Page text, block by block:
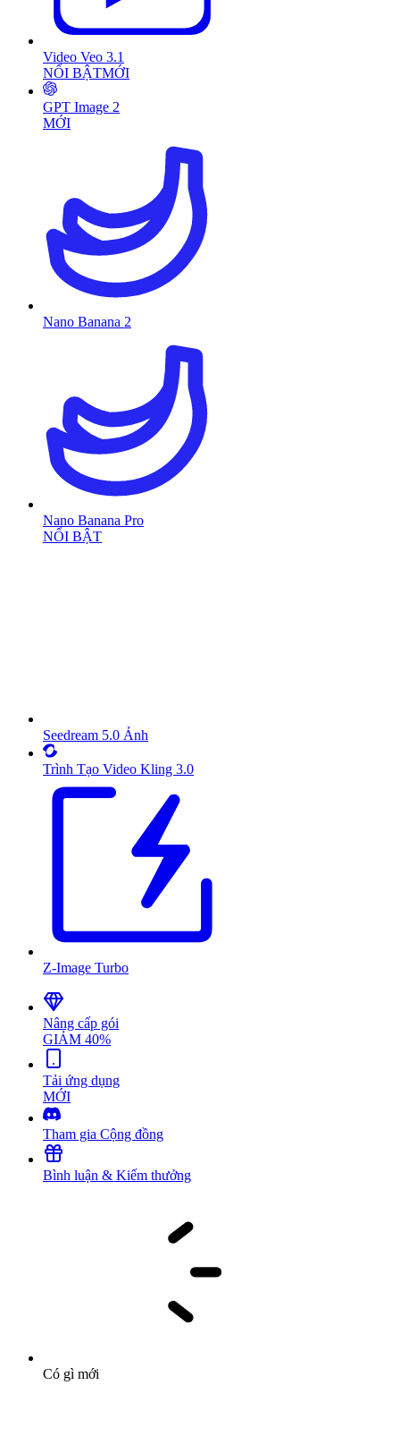
Video Veo 3.1
NỔI BẬTMỚI
GPT Image 2
MỚI
Nano Banana 2
Nano Banana Pro
NỔI BẬT
Seedream 5.0 Ảnh
Trình Tạo Video Kling 3.0
Z-Image Turbo
Nâng cấp gói
GIẢM 40%
Tải ứng dụng
MỚI
Tham gia Cộng đồng
Bình luận & Kiếm thưởng
Có gì mới